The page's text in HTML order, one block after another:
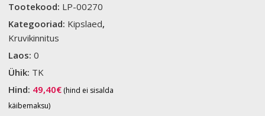
Tootekood: LP-00270
Kategooriad: Kipslaed,
Kruvikinnitus
Laos:0
Ühik: TK
Hind: 49,40€ (hind ei sisalda
käibemaksu)